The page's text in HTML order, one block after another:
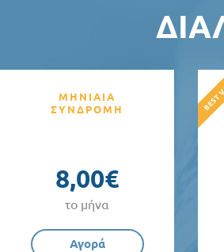
ΜΗΝΙΑΙΑ
ΣΥΝΔΡΟΜΗ
8,00€
το μήνα
Αγορά